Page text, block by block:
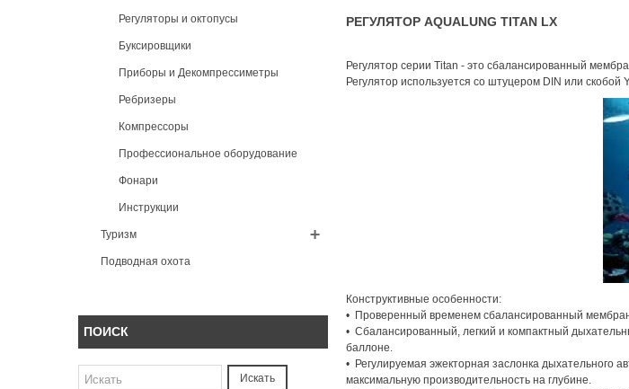
Регуляторы и октопусы
Буксировщики
Приборы и Декомпрессиметры
Ребризеры
Компрессоры
Профессиональное оборудование
Фонари
Инструкции
Туризм
Подводная охота
ПОИСК
Искать
РЕГУЛЯТОР AQUALUNG TITAN LX
Регулятор серии Titan - это сбалансированный
Регулятор используется со штуцером DIN или скобой
Конструктивные особенности:
• Проверенный временем сбалансированный
• Сбалансированный, легкий и компактный
баллоне.
• Регулируемая эжекторная заслонка дыхательного
максимальную производительность на глубине.